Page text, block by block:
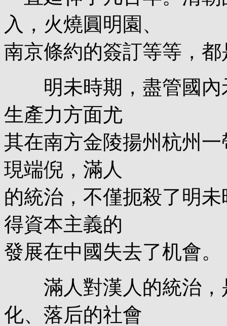
入，火燒圓明園、
南京條約的簽訂等等，
明未時期，盡管國內
生產力方面尤
其在南方金陵揚州杭州
現端倪，滿人
的統治，不僅扼殺了明
得資本主義的
發展在中國失去了机會。
滿人對漢人的統治，
化、落后的社會